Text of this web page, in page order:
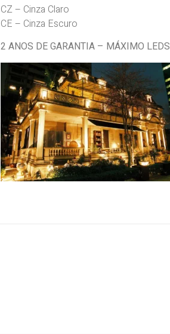
CZ – Cinza Claro
CE – Cinza Escuro
2 ANOS DE GARANTIA – MÁXIMO LEDS